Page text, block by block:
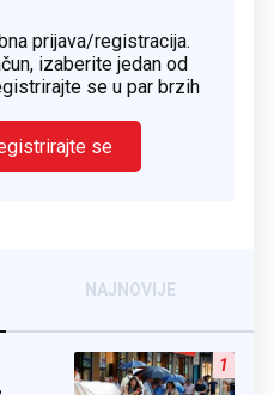
prijava/registracija.
izaberite jedan od
se u par brzih
se
NAJNOVIJE
1